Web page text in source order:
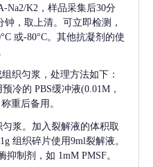
Na2/K2，样品采集后30分
钟，取上清。可立即检测，
或-80°C。其他抗凝剂的使
织匀浆，处理方法如下：
预冷的 PBS缓冲液(0.01M，
重后备用。
浆。加入裂解液的体积取
1g 组织碎片使用9ml裂解液。
制剂，如 1mM PMSF。